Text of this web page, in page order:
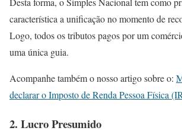
característica a unificação no momento de
Logo, todos os tributos pagos por um
uma única guia.
Acompanhe também o nosso artigo sobre o:
declarar o Imposto de Renda Pessoa Física
2. Lucro Presumido